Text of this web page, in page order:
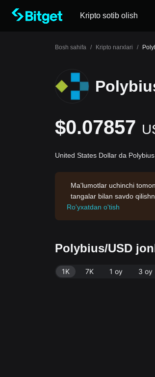
Kripto sotib olish
Bosh sahifa / Kripto narxlari /
$0.07857
United States Dollar da
Ma'lumotlar uchinchi
tangalar bilan savdo
Ro'yxatdan o'tish
Polybius/USD
1K 7K 1 oy 3 oy